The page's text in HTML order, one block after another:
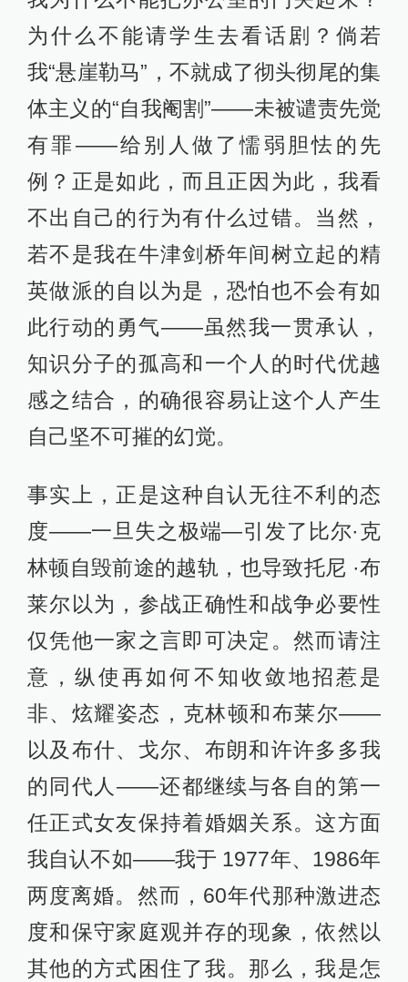
为什么不能请学生去看话剧？倘若
我“悬崖勒马”，不就成了彻头彻尾的集
体主义的“自我阉割”——未被谴责先觉
有罪——给别人做了懦弱胆怯的先
例？正是如此，而且正因为此，我看
不出自己的行为有什么过错。当然，
若不是我在牛津剑桥年间树立起的精
英做派的自以为是，恐怕也不会有如
此行动的勇气——虽然我一贯承认，
知识分子的孤高和一个人的时代优越
感之结合，的确很容易让这个人产生
自己坚不可摧的幻觉。
事实上，正是这种自认无往不利的态
度——一旦失之极端—引发了比尔·克
林顿自毁前途的越轨，也导致托尼 ·布
莱尔以为，参战正确性和战争必要性
仅凭他一家之言即可决定。然而请注
意，纵使再如何不知收敛地招惹是
非、炫耀姿态，克林顿和布莱尔——
以及布什、戈尔、布朗和许许多多我
的同代人——还都继续与各自的第一
任正式女友保持着婚姻关系。这方面
我自认不如——我于 1977年、1986年
两度离婚。然而，60年代那种激进态
度和保守家庭观并存的现象，依然以
其他的方式困住了我。那么，我是怎